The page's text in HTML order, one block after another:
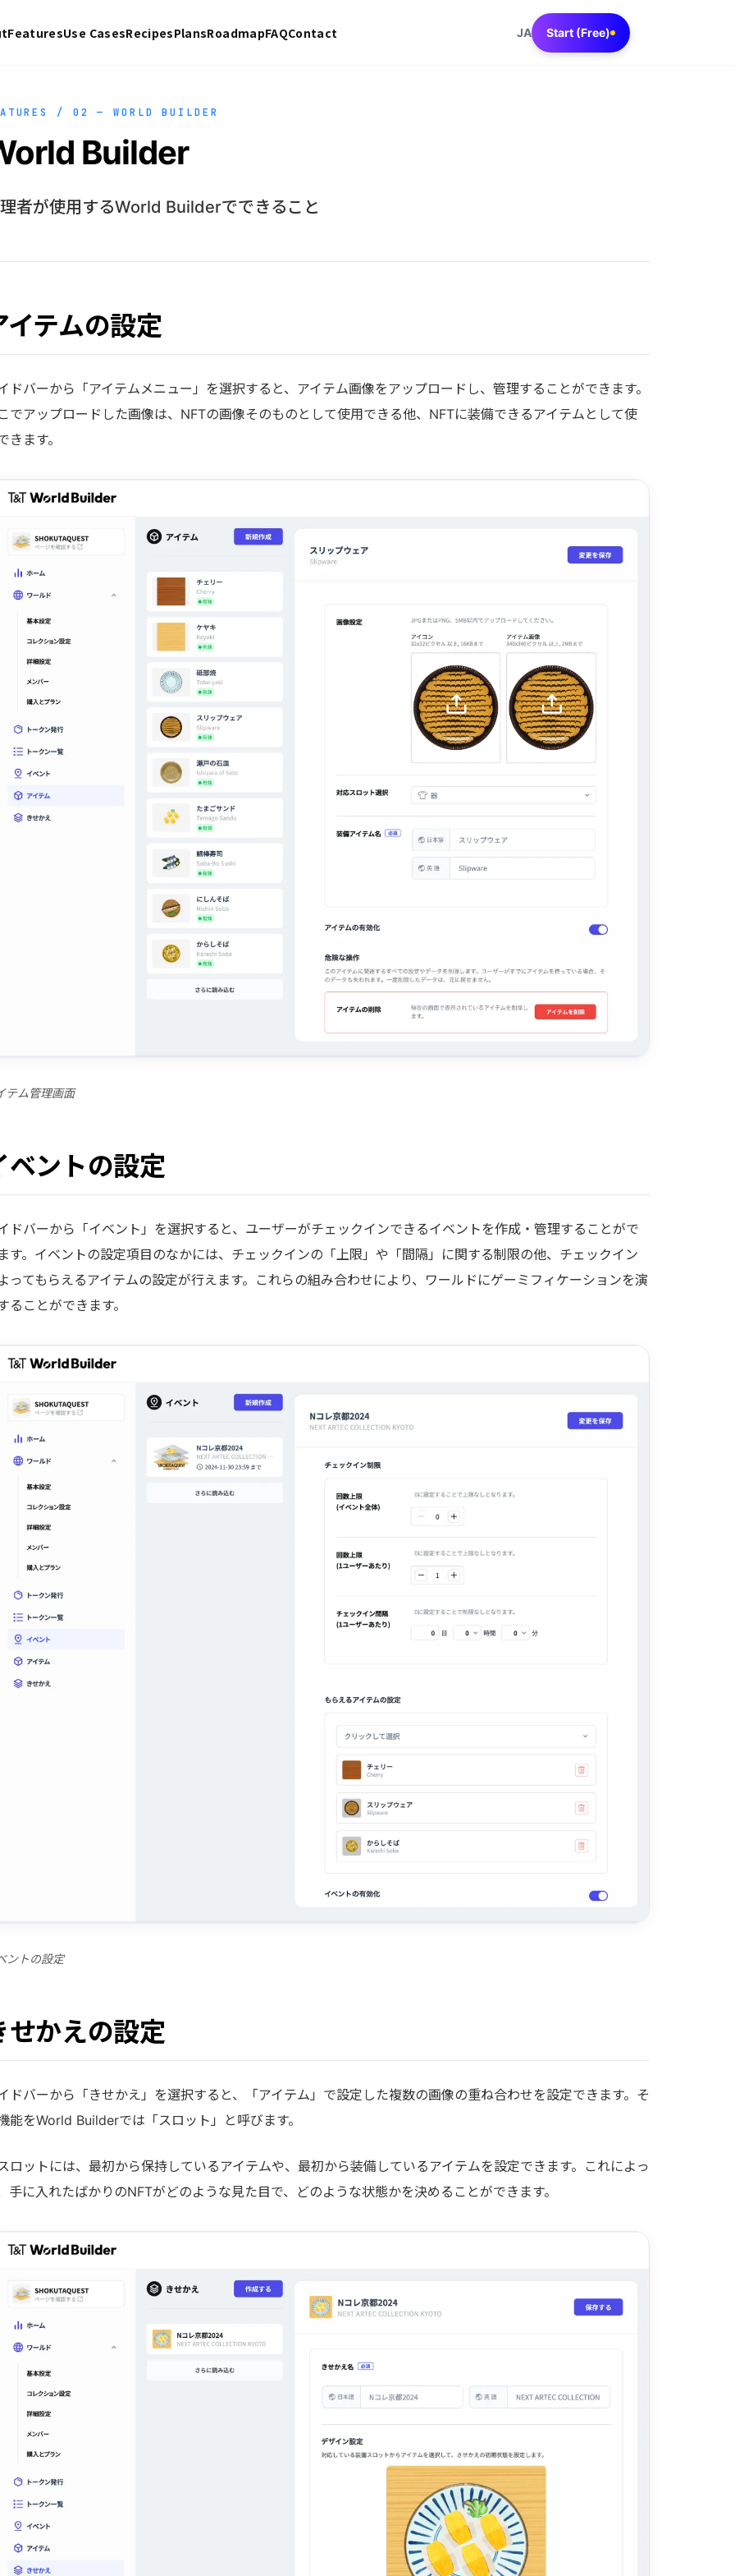
FeaturesUse CasesRecipesPlansRoadmapFAQContact JA Start (Free)
/ 02 — WORLD BUILDER
Builder
者が使用するWorld Builderでできること
イテムの設定
ドバーから「アイテムメニュー」を選択すると、アイテム画像をアップロードし、管理することができます。
でアップロードした画像は、NFTの画像そのものとして使用できる他、NFTに装備できるアイテムとして使
きます。
テム管理画面
ベントの設定
ドバーから「イベント」を選択すると、ユーザーがチェックインできるイベントを作成・管理することがで
す。イベントの設定項目のなかには、チェックインの「上限」や「間隔」に関する制限の他、チェックイン
ってもらえるアイテムの設定が行えます。これらの組み合わせにより、ワールドにゲーミフィケーションを演
ることができます。
ントの設定
せかえの設定
ドバーから「きせかえ」を選択すると、「アイテム」で設定した複数の画像の重ね合わせを設定できます。そ
能をWorld Builderでは「スロット」と呼びます。
ロットには、最初から保持しているアイテムや、最初から装備しているアイテムを設定できます。これによっ
手に入れたばかりのNFTがどのような見た目で、どのような状態かを決めることができます。